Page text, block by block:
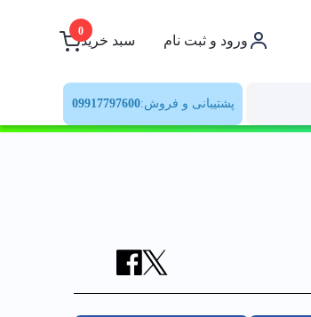
ورود و ثبت نام سبد خرید
0
پشتیبانی و فروش:09917797600